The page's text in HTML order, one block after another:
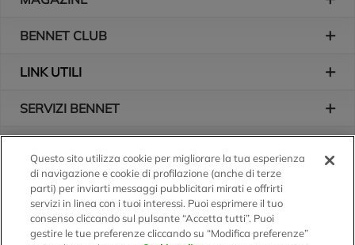
BENNET CLUB
LINK UTILI
SERVIZI BENNET
Logo Bennet
Seguici sui nostri canali
Questo sito utilizza cookie per migliorare la tua esperienza
di navigazione e cookie di profilazione (anche di terze
parti) per inviarti messaggi pubblicitari mirati e offrirti
servizi in linea con i tuoi interessi. Puoi esprimere il tuo
consenso cliccando sul pulsante “Accetta tutti”. Puoi
gestire le tue preferenze cliccando su “Modifica preferenze”